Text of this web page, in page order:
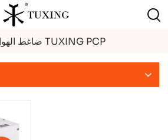
ضاغط الهواء المحمول TUXING PCP